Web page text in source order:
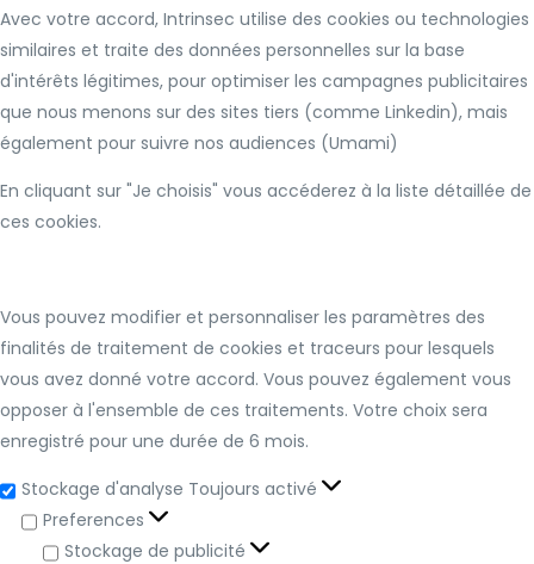
Avec votre accord, Intrinsec utilise des cookies ou technologies
similaires et traite des données personnelles sur la base
d'intérêts légitimes, pour optimiser les campagnes publicitaires
que nous menons sur des sites tiers (comme Linkedin), mais
également pour suivre nos audiences (Umami)
En cliquant sur "Je choisis" vous accéderez à la liste détaillée de
ces cookies.
Vous pouvez modifier et personnaliser les paramètres des
finalités de traitement de cookies et traceurs pour lesquels
vous avez donné votre accord. Vous pouvez également vous
opposer à l'ensemble de ces traitements. Votre choix sera
enregistré pour une durée de 6 mois.
Stockage d'analyse Toujours activé
Preferences
Stockage de publicité